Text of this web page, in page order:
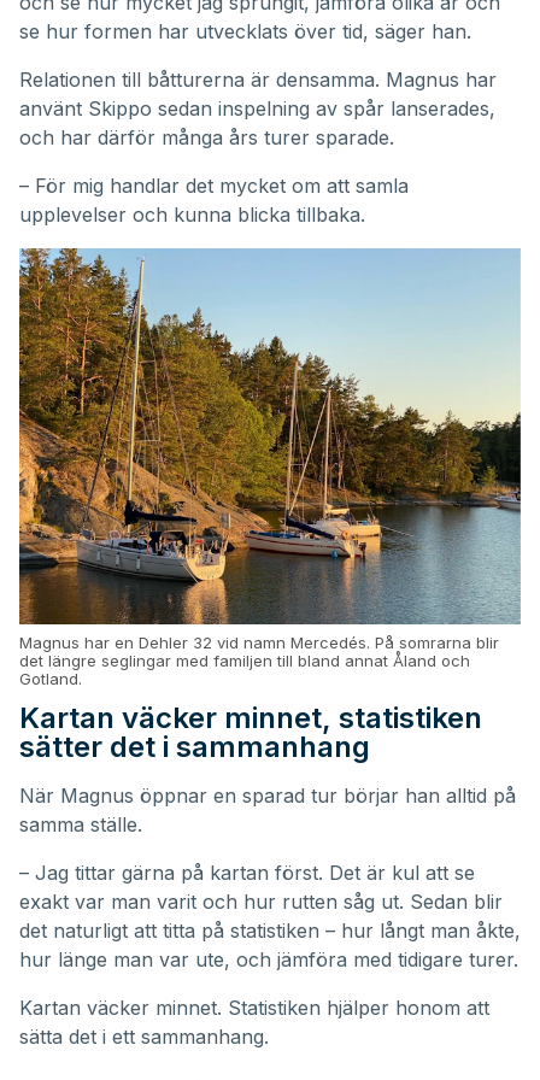
se hur formen har utvecklats över tid, säger han.
Relationen till båtturerna är densamma. Magnus har
använt Skippo sedan inspelning av spår lanserades,
och har därför många års turer sparade.
– För mig handlar det mycket om att samla
upplevelser och kunna blicka tillbaka.
Magnus har en Dehler 32 vid namn Mercedés. På somrarna blir
det längre seglingar med familjen till bland annat Åland och
Gotland.
Kartan väcker minnet, statistiken
sätter det i sammanhang
När Magnus öppnar en sparad tur börjar han alltid på
samma ställe.
– Jag tittar gärna på kartan först. Det är kul att se
exakt var man varit och hur rutten såg ut. Sedan blir
det naturligt att titta på statistiken – hur långt man åkte,
hur länge man var ute, och jämföra med tidigare turer.
Kartan väcker minnet. Statistiken hjälper honom att
sätta det i ett sammanhang.